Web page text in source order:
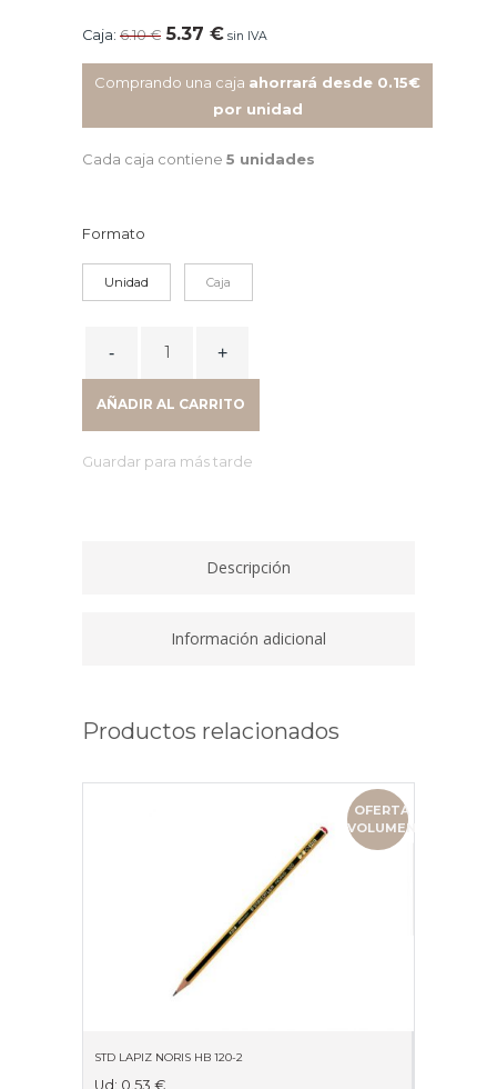
Caja: 6.10€ 5.37 € sin IVA
Comprando una caja ahorrará desde 0.15€
por unidad
Cada caja contiene 5 unidades
Formato
Unidad Caja
OPACO
POSICIONES
AÑADIR AL CARRITO
Guardar para más tarde
Descripción
Información adicional
Productos relacionados
OFERTA
VOLUMEN
STD LAPIZ NORIS HB 120-2
Ud: 0.53 €